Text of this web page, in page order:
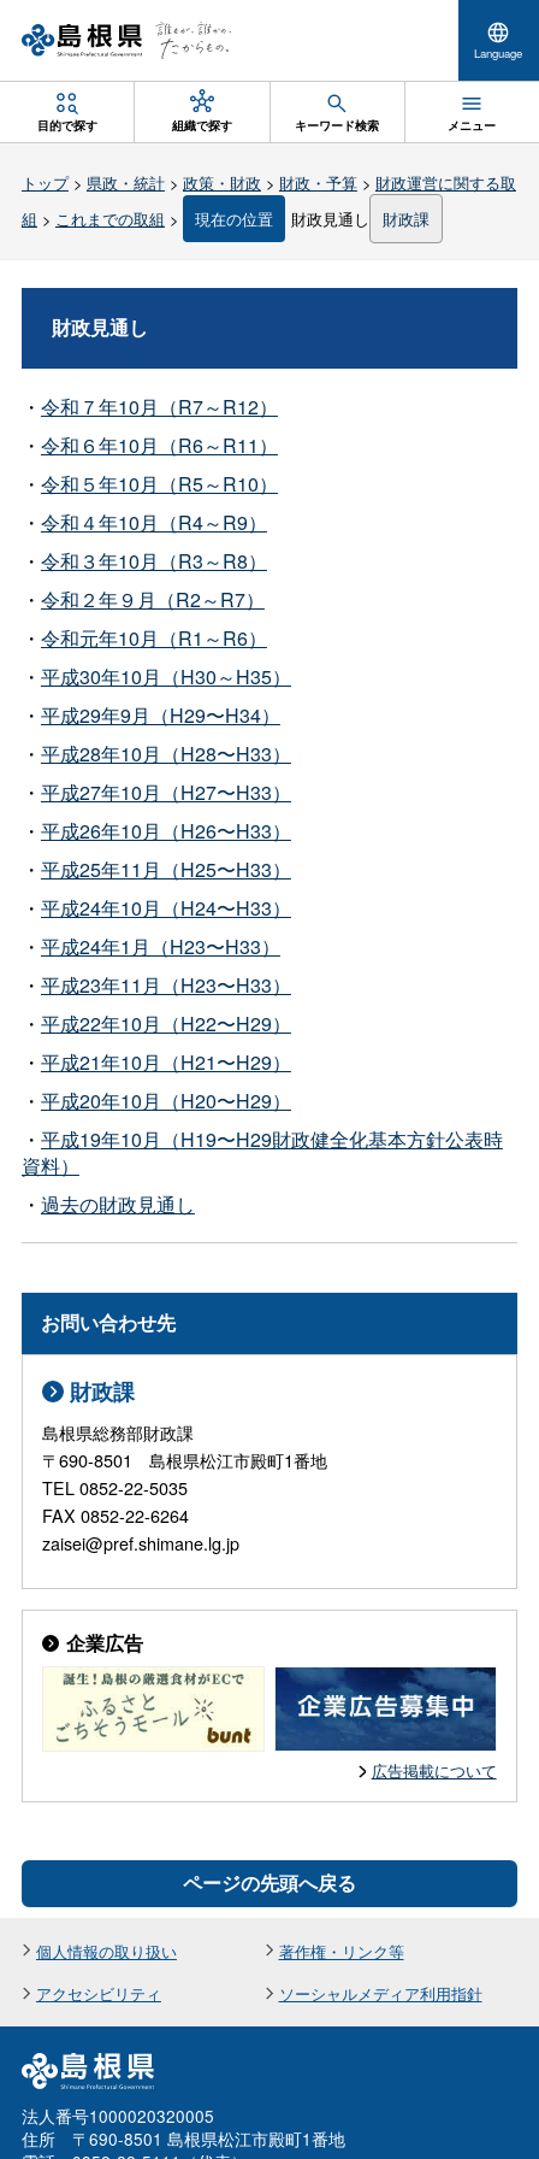
Language
目的で探す 組織で探す キーワード検索 メニュー
トップ> 県政・統計> 政策・財政 > 財政・予算> 財政運営に関する取
組 > これまでの取組 > 現在の位置 財政見通し 財政課
財政見通し
・ 令和７年10月（R7～R12）
・ 令和６年10月（R6～R11）
・ 令和５年10月（R5～R10）
・ 令和４年10月（R4～R9）
・ 令和３年10月（R3～R8）
・ 令和２年９月（R2～R7）
・ 令和元年10月（R1～R6）
・ 平成30年10月（H30～H35）
・ 平成29年9月（H29〜H34）
・ 平成28年10月（H28〜H33）
・ 平成27年10月（H27〜H33）
・ 平成26年10月（H26〜H33）
・ 平成25年11月（H25〜H33）
・ 平成24年10月（H24〜H33）
・ 平成24年1月（H23〜H33）
・ 平成23年11月（H23〜H33）
・ 平成22年10月（H22〜H29）
・ 平成21年10月（H21〜H29）
・ 平成20年10月（H20〜H29）
・ 平成19年10月（H19〜H29財政健全化基本方針公表時
資料）
・ 過去の財政見通し
お問い合わせ先
財政課
島根県総務部財政課
〒690-8501 島根県松江市殿町1番地
TEL 0852-22-5035
FAX 0852-22-6264
zaisei@pref.shimane.lg.jp
企業広告
広告掲載について
ページの先頭へ戻る
個人情報の取り扱い
著作権・リンク等
アクセシビリティ
ソーシャルメディア利用指針
法人番号1000020320005
住所 〒690-8501 島根県松江市殿町1番地